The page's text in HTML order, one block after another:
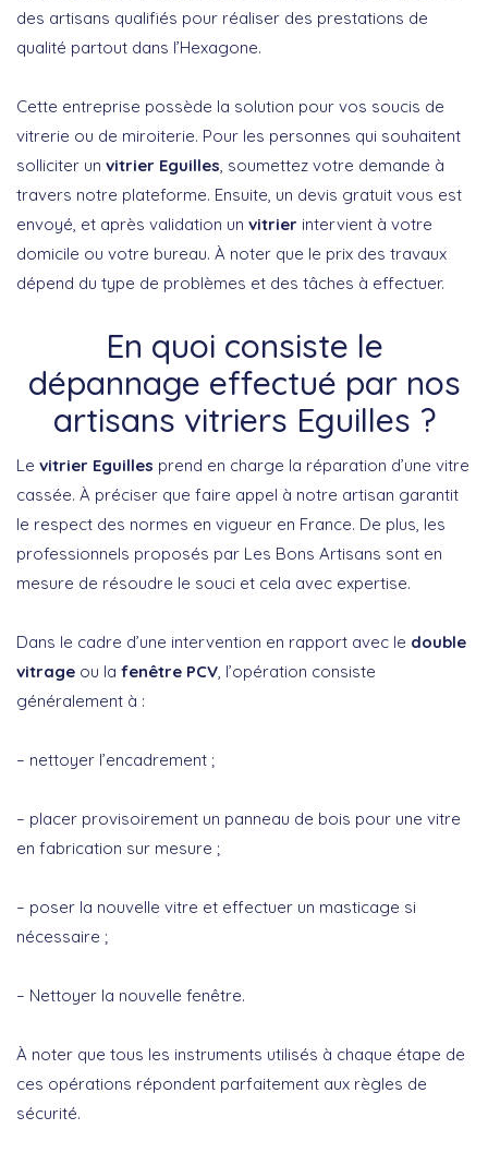
des artisans qualifiés pour réaliser des prestations de
qualité partout dans l’Hexagone.
Cette entreprise possède la solution pour vos soucis de
vitrerie ou de miroiterie. Pour les personnes qui souhaitent
solliciter un vitrier Eguilles , soumettez votre demande à
travers notre plateforme. Ensuite, un devis gratuit vous est
envoyé, et après validation un vitrier intervient à votre
domicile ou votre bureau. À noter que le prix des travaux
dépend du type de problèmes et des tâches à effectuer.
En quoi consiste le
dépannage effectué par nos
artisans vitriers Eguilles ?
Le vitrier Eguilles prend en charge la réparation d’une vitre
cassée. À préciser que faire appel à notre artisan garantit
le respect des normes en vigueur en France. De plus, les
professionnels proposés par Les Bons Artisans sont en
mesure de résoudre le souci et cela avec expertise.
Dans le cadre d’une intervention en rapport avec le double
vitrage ou la fenêtre PCV , l’opération consiste
généralement à :
– nettoyer l’encadrement ;
– placer provisoirement un panneau de bois pour une vitre
en fabrication sur mesure ;
– poser la nouvelle vitre et effectuer un masticage si
nécessaire ;
– Nettoyer la nouvelle fenêtre.
À noter que tous les instruments utilisés à chaque étape de
ces opérations répondent parfaitement aux règles de
sécurité.